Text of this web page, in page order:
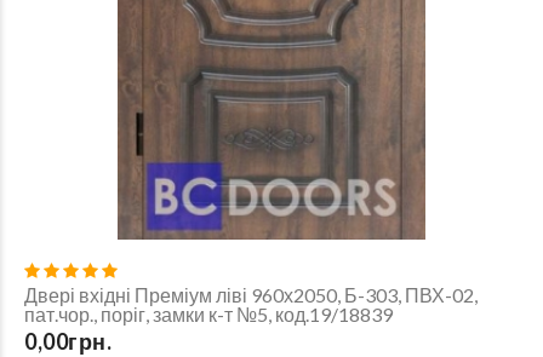
Двері вхідні Преміум ліві 960х2050, Б-303, ПВХ-02,
пат.чор., поріг, замки к-т №5, код.19/18839
0,00грн.